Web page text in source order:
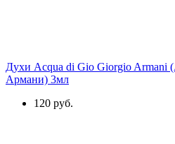
Духи Acqua di Gio Giorgio
Армани) 3мл
120 руб.